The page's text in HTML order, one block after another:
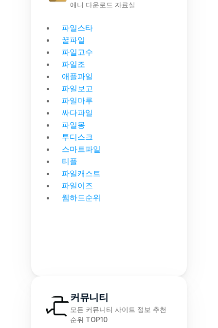
애니 다운로드 자료실
파일스타
꿀파일
파일고수
파일조
애플파일
파일보고
파일마루
싸다파일
파일몽
투디스크
스마트파일
티플
파일캐스트
파일이즈
웹하드순위
커뮤니티
모든 커뮤니티 사이트 정보 추천
순위 TOP10